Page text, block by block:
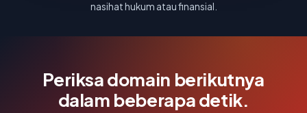
nasihat hukum atau finansial.
Periksa domain berikutnya
dalam beberapa detik.